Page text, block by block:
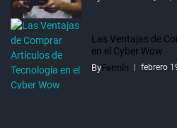
Las Ventajas de
en el Cyber Wow
ByFermín febrero